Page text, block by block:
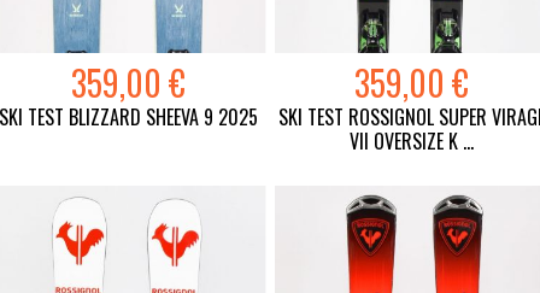
359,00 €
TEST BLIZZARD SHEEVA 9 2025
359,00 €
SKI TEST ROSSIGNOL SUPER
VII OVERSIZE K ...